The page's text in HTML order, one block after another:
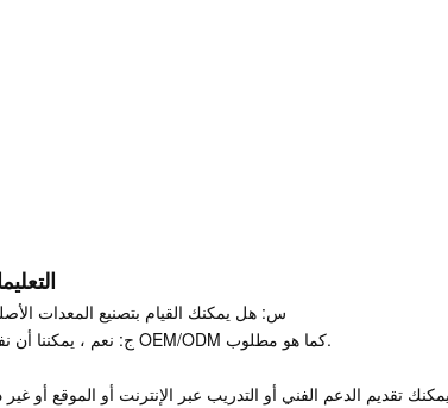
س: هل يمكنك القيام بتصنيع المعدات
ج: نعم ، يمكننا أن نفعل OEM/ODM كما هو مطلوب.
تقديم الدعم الفني أو التدريب عبر الإنترنت أو الموقع أو غير